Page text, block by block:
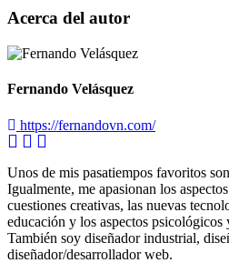
Acerca del autor
Fernando Velásquez
https://fernandovn.com/
Unos de mis pasatiempos favoritos
Igualmente, me apasionan los
cuestiones creativas, las nuevas
educación y los aspectos psicológicos
También soy diseñador industrial,
diseñador/desarrollador web.